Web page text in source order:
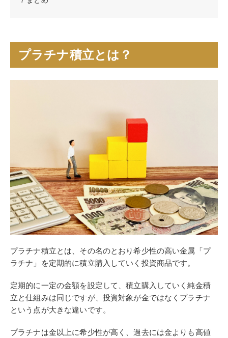
プラチナ積立とは？
プラチナ積立とは、その名のとおり希少性の高い金属「プ
ラチナ」を定期的に積立購入していく投資商品です。
定期的に一定の金額を設定して、積立購入していく純金積
立と仕組みは同じですが、投資対象が金ではなくプラチナ
という点が大きな違いです。
プラチナは金以上に希少性が高く、過去には金よりも高値